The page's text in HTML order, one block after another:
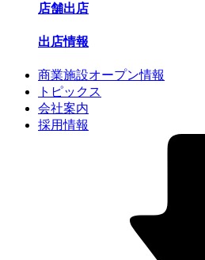
店舗出店
出店情報
商業施設オープン情報
トピックス
会社案内
採用情報